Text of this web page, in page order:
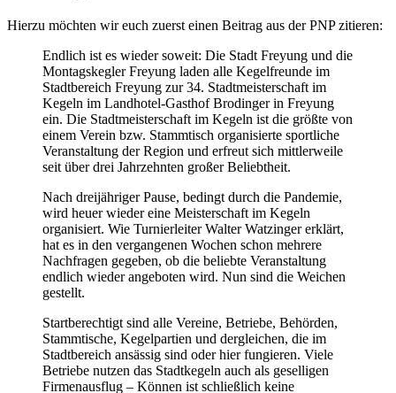
Hierzu möchten wir euch zuerst einen Beitrag aus der PNP zitieren:
Endlich ist es wieder soweit: Die Stadt Freyung und die
Montagskegler Freyung laden alle Kegelfreunde im
Stadtbereich Freyung zur 34. Stadtmeisterschaft im
Kegeln im Landhotel-Gasthof Brodinger in Freyung
ein. Die Stadtmeisterschaft im Kegeln ist die größte von
einem Verein bzw. Stammtisch organisierte sportliche
Veranstaltung der Region und erfreut sich mittlerweile
seit über drei Jahrzehnten großer Beliebtheit.
Nach dreijähriger Pause, bedingt durch die Pandemie,
wird heuer wieder eine Meisterschaft im Kegeln
organisiert. Wie Turnierleiter Walter Watzinger erklärt,
hat es in den vergangenen Wochen schon mehrere
Nachfragen gegeben, ob die beliebte Veranstaltung
endlich wieder angeboten wird. Nun sind die Weichen
gestellt.
Startberechtigt sind alle Vereine, Betriebe, Behörden,
Stammtische, Kegelpartien und dergleichen, die im
Stadtbereich ansässig sind oder hier fungieren. Viele
Betriebe nutzen das Stadtkegeln auch als geselligen
Firmenausflug – Können ist schließlich keine